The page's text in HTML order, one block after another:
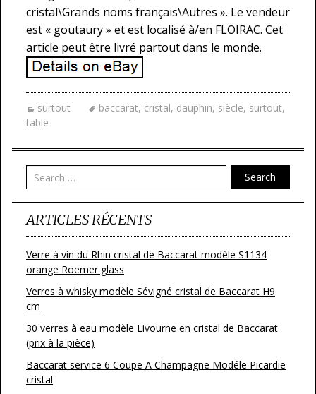
cristal\Grands noms français\Autres ». Le vendeur
est « goutaury » et est localisé à/en FLOIRAC. Cet
article peut être livré partout dans le monde.
surtout baccarat, cristal, dauphin, siècle, surtout,
table
Search
ARTICLES RÉCENTS
Verre à vin du Rhin cristal de Baccarat modèle S1134
orange Roemer glass
Verres à whisky modèle Sévigné cristal de Baccarat H9
cm
30 verres à eau modèle Livourne en cristal de Baccarat
(prix à la pièce)
Baccarat service 6 Coupe A Champagne Modéle Picardie
cristal